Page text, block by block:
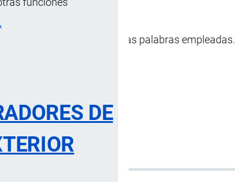
DE
sentido exacto y propio de las palabras empleadas.